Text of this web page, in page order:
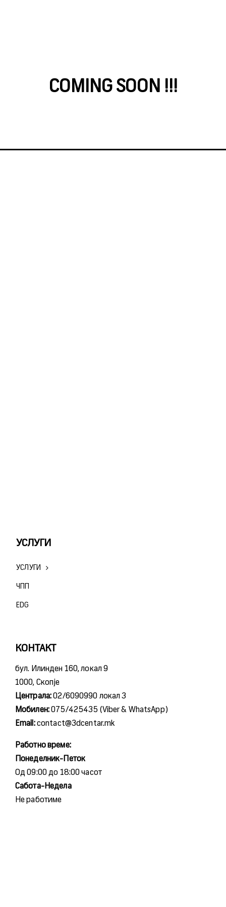
COMING SOON !!!
УСЛУГИ
УСЛУГИ
ЧПП
ЕDG
КОНТАКТ
бул. Илинден 160, локал 9
1000, Скопје
Централа:02/6090990 локал 3
Мобилен:075/425435 (Viber & WhatsApp)
Email:contact@3dcentar.mk
Работно време:
Понеделник-Петок
Од 09:00 до 18:00 часот
Сабота-Недела
Не работиме